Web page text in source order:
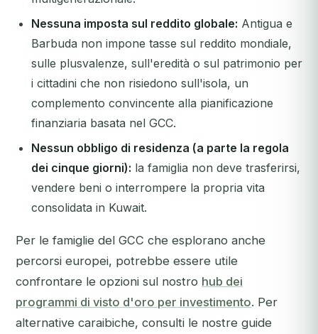
Nessuna imposta sul reddito globale: Antigua e
Barbuda non impone tasse sul reddito mondiale,
sulle plusvalenze, sull'eredità o sul patrimonio per
i cittadini che non risiedono sull'isola, un
complemento convincente alla pianificazione
finanziaria basata nel GCC.
Nessun obbligo di residenza (a parte la regola
dei cinque giorni): la famiglia non deve trasferirsi,
vendere beni o interrompere la propria vita
consolidata in Kuwait.
Per le famiglie del GCC che esplorano anche
percorsi europei, potrebbe essere utile
confrontare le opzioni sul nostro hub dei
programmi di visto d'oro per investimento. Per
alternative caraibiche, consulti le nostre guide